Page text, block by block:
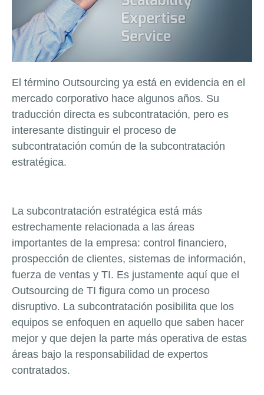
El término Outsourcing ya está en evidencia en el
mercado corporativo hace algunos años. Su
traducción directa es subcontratación, pero es
interesante distinguir el proceso de
subcontratación común de la subcontratación
estratégica.
La subcontratación estratégica está más
estrechamente relacionada a las áreas
importantes de la empresa: control financiero,
prospección de clientes, sistemas de información,
fuerza de ventas y TI. Es justamente aquí que el
Outsourcing de TI figura como un proceso
disruptivo. La subcontratación posibilita que los
equipos se enfoquen en aquello que saben hacer
mejor y que dejen la parte más operativa de estas
áreas bajo la responsabilidad de expertos
contratados.